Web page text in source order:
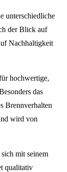
unterschiedliche
der Blick auf
Nachhaltigkeit
hochwertige,
das
Brennverhalten
wird von
mit seinem
qualitativ